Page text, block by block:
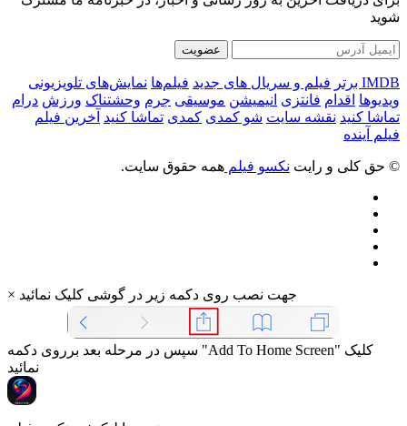
شوید
عضویت
IMDB برتر فیلم و سریال های جدید فیلم‌ها نمایش‌های تلویزیونی
ویدیوها اقدام فانتزی انیمیشن موسیقی جرم وحشتناک ورزش درام
تماشا کنید نقشه سایت شو کمدی کمدی تماشا کنید آخرین فیلم
فیلم آینده
© حق کلی و رایت نکسو فیلم همه حقوق سایت.
× جهت نصب روی دکمه زیر در گوشی کلیک نمائید
سپس در مرحله بعد برروی دکمه "Add To Home Screen" کلیک
نمائید